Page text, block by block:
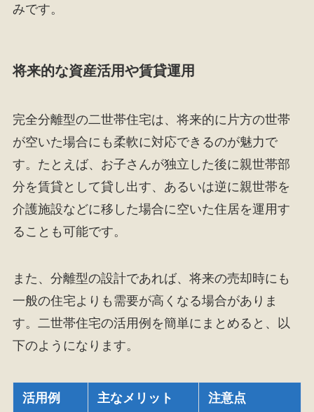
みです。
将来的な資産活用や賃貸運用
完全分離型の二世帯住宅は、将来的に片方の世帯
が空いた場合にも柔軟に対応できるのが魅力で
す。たとえば、お子さんが独立した後に親世帯部
分を賃貸として貸し出す、あるいは逆に親世帯を
介護施設などに移した場合に空いた住居を運用す
ることも可能です。
また、分離型の設計であれば、将来の売却時にも
一般の住宅よりも需要が高くなる場合がありま
す。二世帯住宅の活用例を簡単にまとめると、以
下のようになります。
活用例 主なメリット 注意点